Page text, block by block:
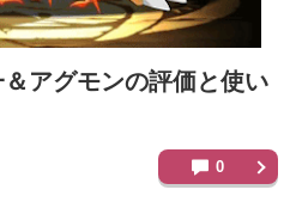
＆アグモンの評価と使い
0